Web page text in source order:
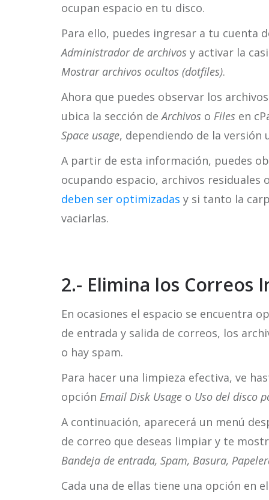
ocupan espacio en tu disco.
Para ello, puedes ingresar a tu cuenta
Administrador de archivos y activar la
Mostrar archivos ocultos (dotfiles).
Ahora que puedes observar los
ubica la sección deArchivos o Files en
Space usage, dependiendo de la versión
A partir de esta información, puedes
ocupando espacio, archivos residuales
deben ser optimizadas y si tanto la
vaciarlas.
2.- Elimina los Correos
En ocasiones el espacio se encuentra
de entrada y salida de correos, los
o hay spam.
Para hacer una limpieza efectiva, ve
opción Email Disk Usage o Uso del disco
A continuación, aparecerá un menú
de correo que deseas limpiar y te
Bandeja de entrada, Spam, Basura,
Cada una de ellas tiene una opción en